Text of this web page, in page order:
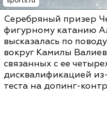
Серебряный призер
фигурному катанию
высказалась по
вокруг Камилы
связанных с ее
дисквалификацией
теста на допинг-